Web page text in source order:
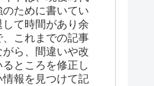
ために書いてい
して時間があり余
、これまでの記事
がら、間違いや改
ところを修正し
報を見つけて記